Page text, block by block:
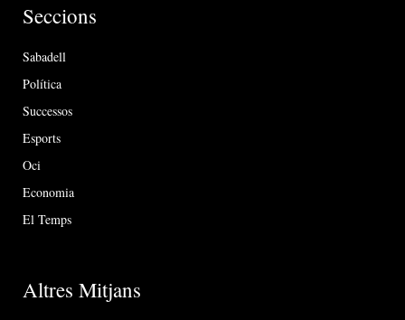
Seccions
Sabadell
Política
Successos
Esports
Oci
Economia
El Temps
Altres Mitjans